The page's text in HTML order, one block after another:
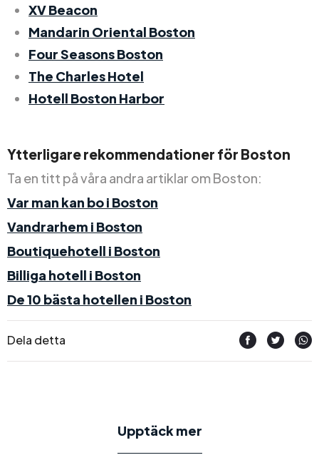
XV Beacon
Mandarin Oriental Boston
Four Seasons Boston
The Charles Hotel
Hotell Boston Harbor
Ytterligare rekommendationer för Boston
Ta en titt på våra andra artiklar om Boston:
Var man kan bo i Boston
Vandrarhem i Boston
Boutiquehotell i Boston
Billiga hotell i Boston
De 10 bästa hotellen i Boston
Dela detta
Upptäck mer